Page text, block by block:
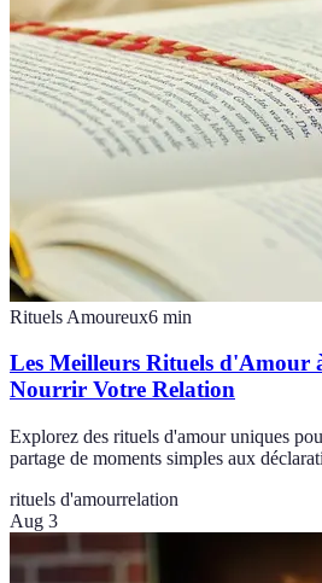
Rituels Amoureux6 min
Les Meilleurs Rituels d'Amour
Nourrir Votre Relation
Explorez des rituels d'amour uniques
partage de moments simples aux
rituels d'amourrelation
Aug 3